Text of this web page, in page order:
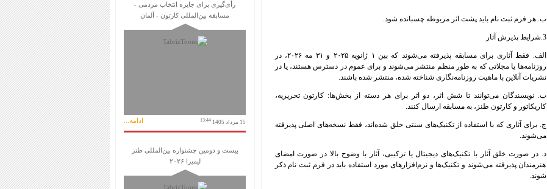
ب. هر فرم ثبت نام باید پشت اثر مربوطه چسبانده شود.
3.شرایط پذیرش آثار
الف. فقط آثاری برای مسابقه پذیرفته می‌شوند که بین ۱ ژانویه ۲۰۲۵ و ۳۱ مه ۲۰۲۶، در
روزنامه‌ها یا مجلاتی که به طور منظم منتشر می‌شوند و برای عموم در دسترس هستند، یا در
نشریات آنلاین با ماهیت روزنامه‌نگاری شناخته شده، منتشر شده باشند.
ب. نویسندگان می‌توانند تا شش اثر، دو اثر برای هر دسته از بخش‌ها: کارتون تحریریه،
کاریکاتور و کارتون طنز، به مسابقه ارسال کنند.
ج. برای آثاری که با استفاده از تکنیک‌های سنتی خلق شده‌اند، فقط نسخه‌های اصلی پذیرفته
می‌شوند.
د. در صورت خلق آثار با تکنیک‌های دیجیتال یا ترکیبی، آثار با وضوح بالا در صورت امضای
هنرمندان پذیرفته می‌شوند و تکنیک‌ها و نرم‌افزارهای مورد استفاده باید در فرم ثبت نام ذکر
شوند.
رأی‌گیری برای جایزه انتخاب مردمی -
مسابقه بین‌المللی کارتون - آلمان
15 مرداد 1405 13:44 ادامه...
بیست و دومین جشنواره بین‌المللی طنز
لیمیرا ۲۰۲۶